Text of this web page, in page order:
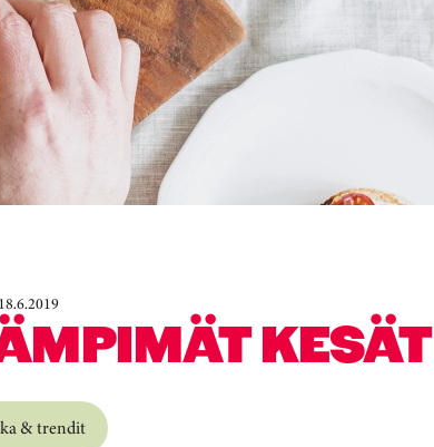
18.6.2019
KESÄT
& trendit